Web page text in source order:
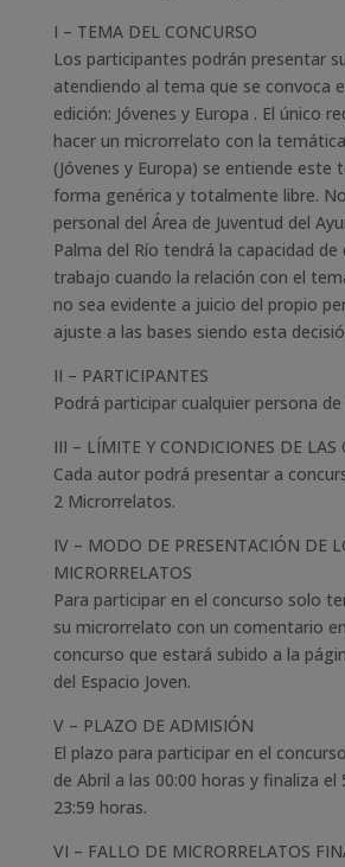
I – TEMA DEL CONCURSO
Los participantes podrán presentar
atendiendo al tema que se convoca
edición: Jóvenes y Europa . El único
hacer un microrrelato con la
(Jóvenes y Europa) se entiende este
forma genérica y totalmente libre.
personal del Área de Juventud del
Palma del Río tendrá la capacidad de
trabajo cuando la relación con el
no sea evidente a juicio del propio
ajuste a las bases siendo esta
II – PARTICIPANTES
Podrá participar cualquier persona
III – LÍMITE Y CONDICIONES DE LAS
Cada autor podrá presentar a
2 Microrrelatos.
IV – MODO DE PRESENTACIÓN DE
MICRORRELATOS
Para participar en el concurso solo
su microrrelato con un comentario
concurso que estará subido a la
del Espacio Joven.
V – PLAZO DE ADMISIÓN
El plazo para participar en el
de Abril a las 00:00 horas y finaliza el
23:59 horas.
VI – FALLO DE MICRORRELATOS